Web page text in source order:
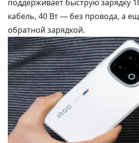
поддерживает быструю зарядку
кабель, 40 Вт — без провода, а
обратной зарядкой.